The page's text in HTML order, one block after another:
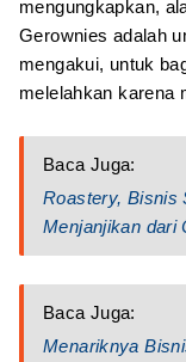
mengungkapkan,
Gerownies adalah
mengakui, untuk
melelahkan karena
Baca Juga:
Roastery, Bisnis
Menjanjikan dari
Baca Juga:
Menariknya